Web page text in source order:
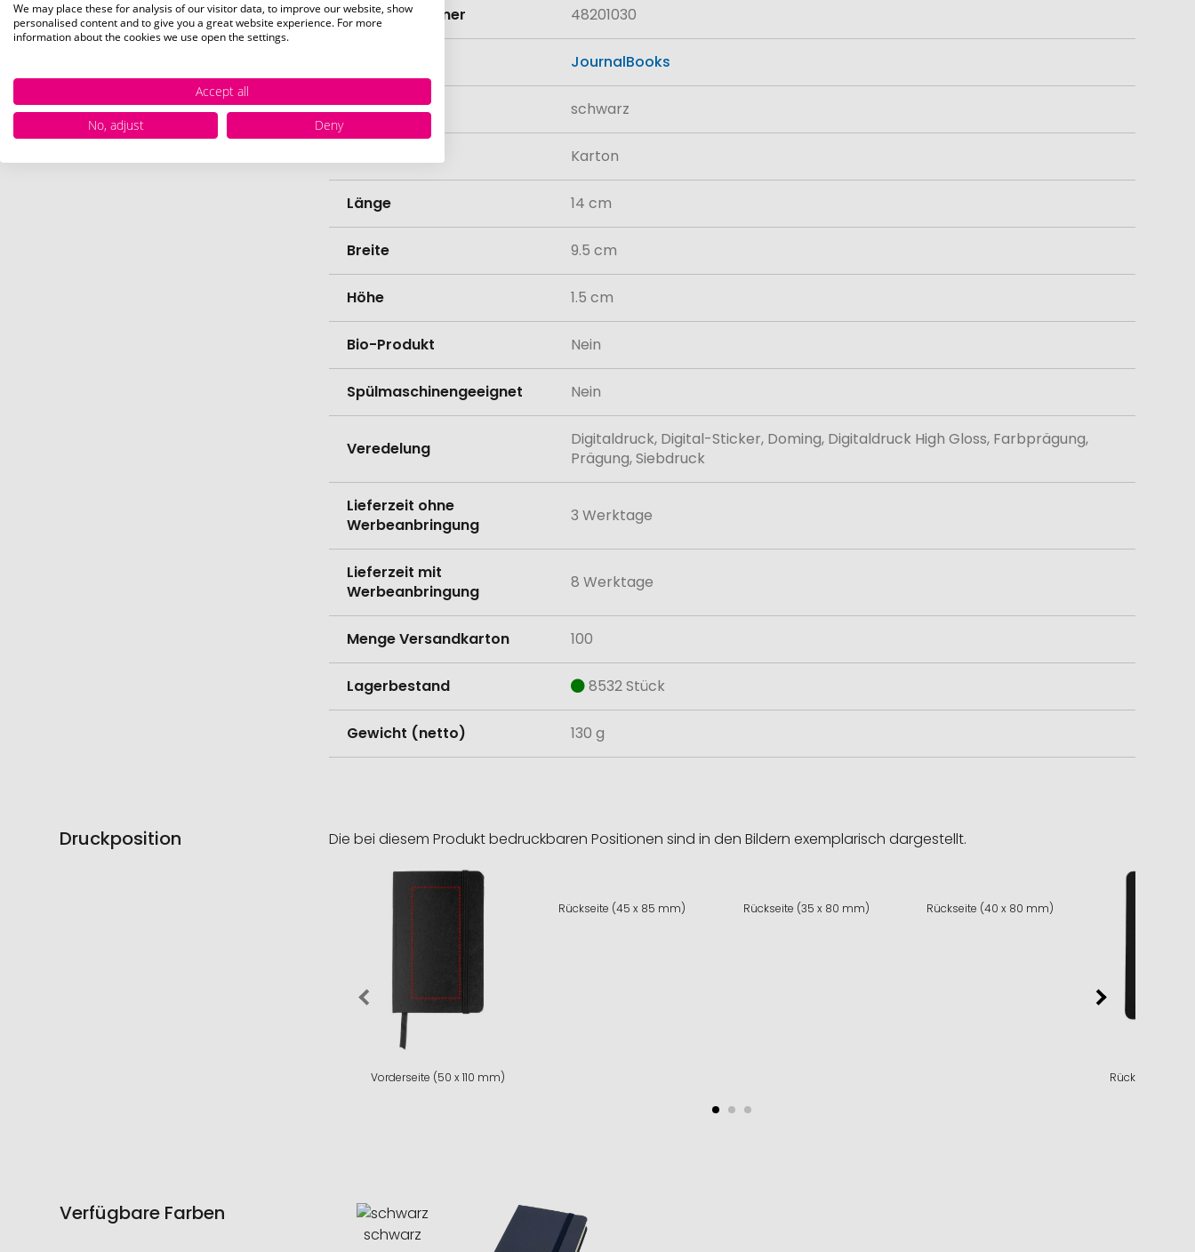
Zolltarifnummer 48201030
JournalBooks
Farbe schwarz
Karton
Länge 14 cm
Breite 9.5 cm
Höhe 1.5 cm
Bio-Produkt Nein
Spülmaschinengeeignet Nein
Veredelung
Digitaldruck, Digital-Sticker, Doming, Digitaldruck High Gloss, Farbprägung,
Prägung, Siebdruck
Lieferzeit ohne
Werbeanbringung
3 Werktage
Lieferzeit mit
Werbeanbringung
8 Werktage
Menge Versandkarton 100
Lagerbestand 8532 Stück
Gewicht (netto) 130 g
Druckposition Die bei diesem Produkt bedruckbaren Positionen sind in den Bildern exemplarisch dargestellt.
Vorderseite (50 x 110 mm)
Rückseite (45 x 85 mm) Rückseite (35 x 80 mm) Rückseite (40 x 80 mm)
Rückseite (63 x
Verfügbare Farben
schwarz
We may place these for analysis of our visitor data, to improve our website, show
personalised content and to give you a great website experience. For more
information about the cookies we use open the settings.
Accept all
No, adjust
Deny